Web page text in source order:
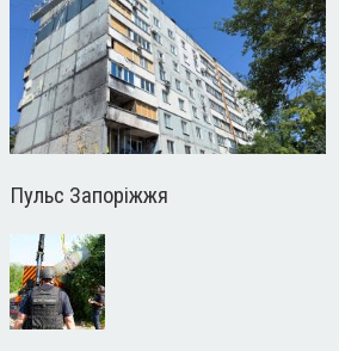
Пульс Запоріжжя